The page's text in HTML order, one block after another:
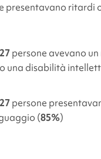
presentavano ritardi
persone avevano
una disabilità
persone
(85%)